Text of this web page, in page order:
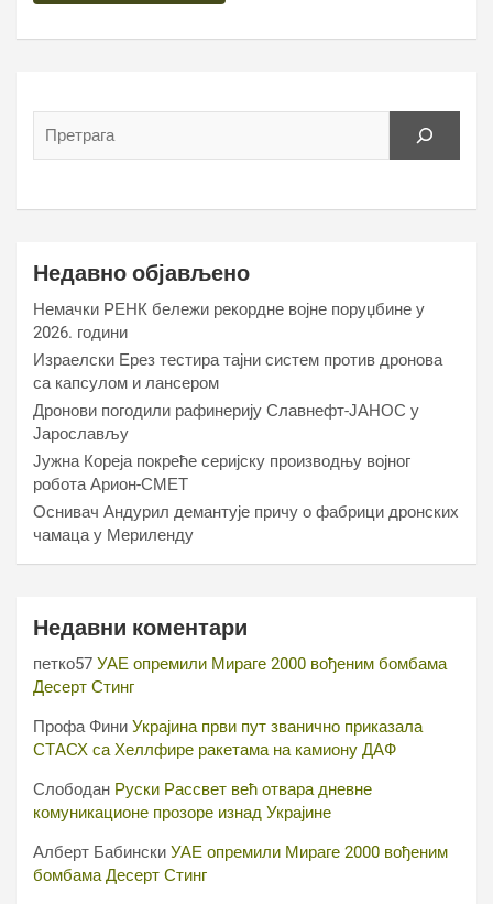
Недавно објављено
Немачки РЕНК бележи рекордне војне поруџбине у
2026. години
Израелски Ерез тестира тајни систем против дронова
са капсулом и лансером
Дронови погодили рафинерију Славнефт-ЈАНОС у
Јарослављу
Јужна Кореја покреће серијску производњу војног
робота Арион-СМЕТ
Оснивач Андурил демантује причу о фабрици дронских
чамаца у Мериленду
Недавни коментари
петко57 УАЕ опремили Мираге 2000 вођеним бомбама
Десерт Стинг
Профа Фини Украјина први пут званично приказала
СТАСХ са Хеллфире ракетама на камиону ДАФ
Слободан Руски Рассвет већ отвара дневне
комуникационе прозоре изнад Украјине
Алберт Бабински УАЕ опремили Мираге 2000 вођеним
бомбама Десерт Стинг